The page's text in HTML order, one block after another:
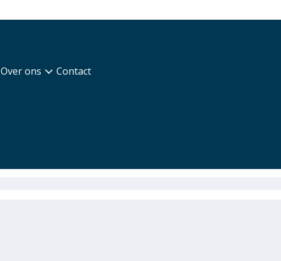
Over ons Contact